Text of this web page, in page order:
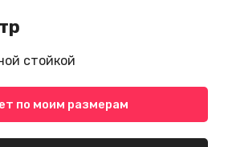
стойкой
по моим размерам